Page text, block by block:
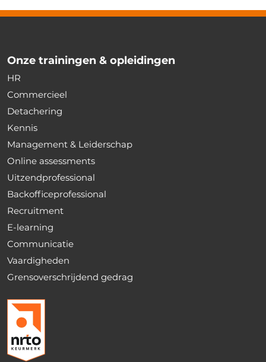
Onze trainingen & opleidingen
HR
Commercieel
Detachering
Kennis
Management & Leiderschap
Online assessments
Uitzendprofessional
Backofficeprofessional
Recruitment
E-learning
Communicatie
Vaardigheden
Grensoverschrijdend gedrag